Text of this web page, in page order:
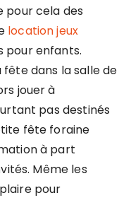
pour cela des
location jeux
pour enfants.
dans la salle de
jouer à
pas destinés
fête foraine
à part
Même les
pour